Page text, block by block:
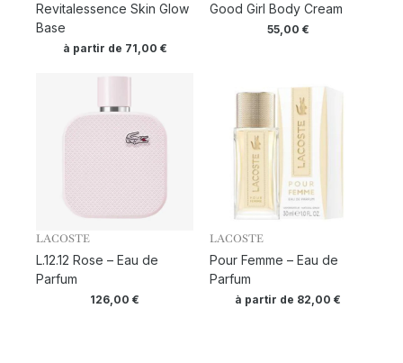
Revitalessence Skin Glow
Base
à partir de 71,00 €
Good Girl Body Cream
55,00 €
LACOSTE
L.12.12 Rose – Eau de
Parfum
126,00€
LACOSTE
Pour Femme – Eau de
Parfum
à partir de 82,00€